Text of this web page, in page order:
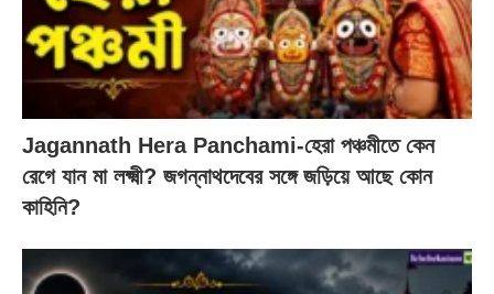
Jagannath Hera Panchami-হেরা পঞ্চমীতে কেন
রেগে যান মা লক্ষ্মী? জগন্নাথদেবের সঙ্গে জড়িয়ে আছে কোন
কাহিনি?